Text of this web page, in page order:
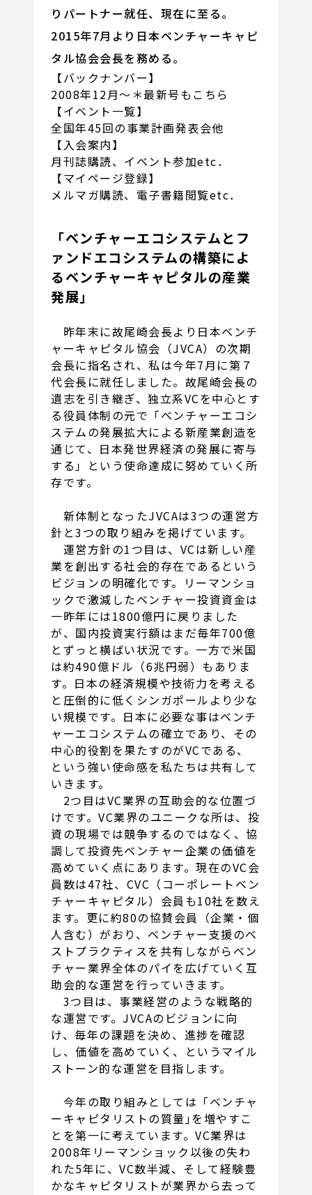
りパートナー就任、現在に至る。
2015年7月より日本ベンチャーキャピ
タル協会会長を務める。
【バックナンバー】
2008年12月～＊最新号もこちら
【イベント一覧】
全国年45回の事業計画発表会他
【入会案内】
月刊誌購読、イベント参加etc．
【マイページ登録】
メルマガ購読、電子書籍閲覧etc．
「ベンチャーエコシステムとフ
ァンドエコシステムの構築によ
るベンチャーキャピタルの産業
発展」
昨年末に故尾崎会長より日本ベンチ
ャーキャピタル協会（JVCA）の次期
会長に指名され、私は今年7月に第７
代会長に就任しました。故尾崎会長の
遺志を引き継ぎ、独立系VCを中心とす
る役員体制の元で「ベンチャーエコシ
ステムの発展拡大による新産業創造を
通じて、日本発世界経済の発展に寄与
する」という使命達成に努めていく所
存です。
新体制となったJVCAは3つの運営方
針と3つの取り組みを掲げています。
運営方針の1つ目は、VCは新しい産
業を創出する社会的存在であるという
ビジョンの明確化です。リーマンショ
ックで激減したベンチャー投資資金は
一昨年には1800億円に戻りました
が、国内投資実行額はまだ毎年700億
とずっと横ばい状況です。一方で米国
は約490億ドル（6兆円弱）もありま
す。日本の経済規模や技術力を考える
と圧倒的に低くシンガポールより少な
い規模です。日本に必要な事はベンチ
ャーエコシステムの確立であり、その
中心的役割を果たすのがVCである、
という強い使命感を私たちは共有して
いきます。
2つ目はVC業界の互助会的な位置づ
けです。VC業界のユニークな所は、投
資の現場では競争するのではなく、協
調して投資先ベンチャー企業の価値を
高めていく点にあります。現在のVC会
員数は47社、CVC（コーポレートベン
チャーキャピタル）会員も10社を数え
ます。更に約80の協賛会員（企業・個
人含む）がおり、ベンチャー支援のベ
ストプラクティスを共有しながらベン
チャー業界全体のパイを広げていく互
助会的な運営を行っていきます。
3つ目は、事業経営のような戦略的
な運営です。JVCAのビジョンに向
け、毎年の課題を決め、進捗を確認
し、価値を高めていく、というマイル
ストーン的な運営を目指します。
今年の取り組みとしては「ベンチャ
ーキャピタリストの質量｣を増やすこ
とを第一に考えています。VC業界は
2008年リーマンショック以後の失わ
れた5年に、VC数半減、そして経験豊
かなキャピタリストが業界から去って